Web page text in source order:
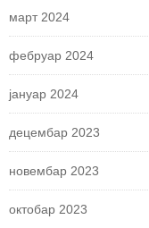
март 2024
фебруар 2024
јануар 2024
децембар 2023
новембар 2023
октобар 2023